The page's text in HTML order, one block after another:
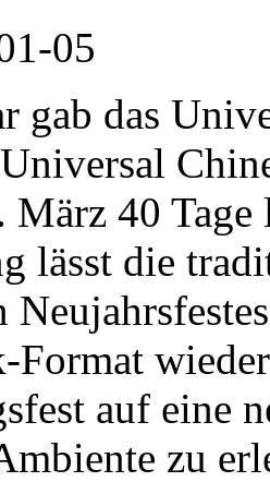
05
gab das
März 40
lässt die
Format
auf eine
zu